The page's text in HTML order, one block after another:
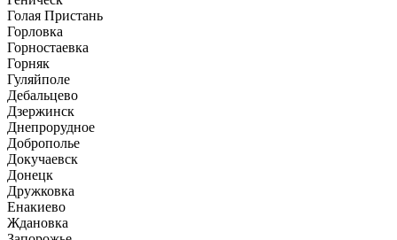
Голая Пристань
Горловка
Горностаевка
Горняк
Гуляйполе
Дебальцево
Дзержинск
Днепрорудное
Доброполье
Докучаевск
Донецк
Дружковка
Енакиево
Ждановка